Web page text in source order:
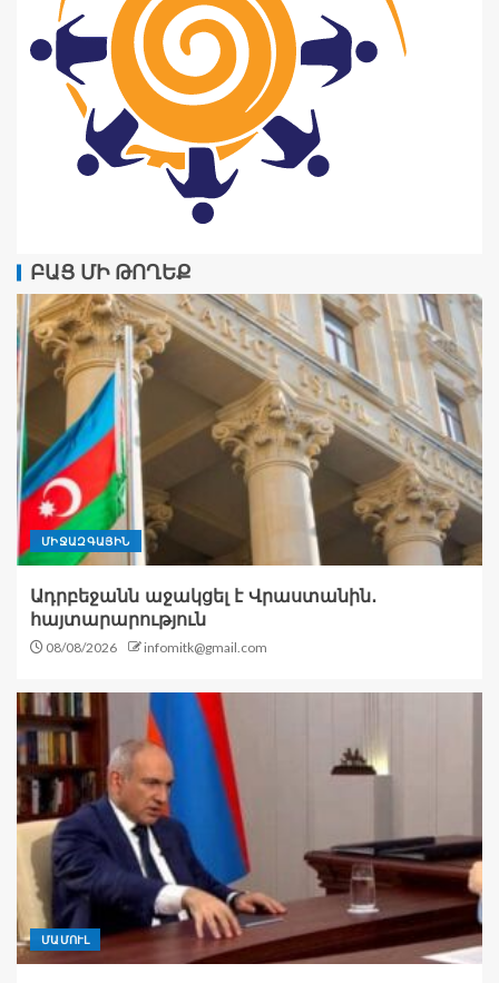
ԲԱՑ ՄԻ ԹՈՂԵՔ
ՄԻՋԱԶԳԱՅԻՆ
Ադրբեջանն աջակցել է Վրաստանին․
հայտարարություն
08/08/2026 infomitk@gmail.com
ՄԱՄՈՒԼ